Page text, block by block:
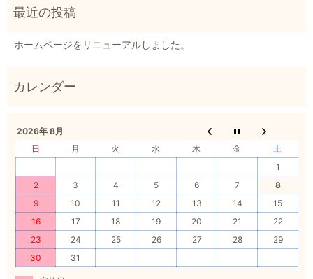
ホームページをリニューアルしました。
2026年 8月
日
月 火 水 木 金
土
1
2
3 4 5 6 7
8
9
10 11 12 13 14
15
16
17 18 19 20 21
22
23
24 25 26 27 28
29
30
31